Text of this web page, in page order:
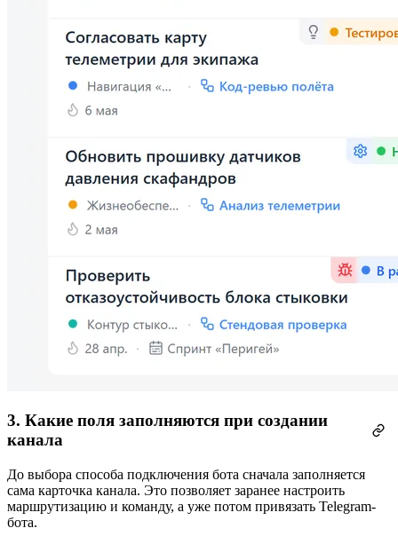
3. Какие поля заполняются при создании
канала
До выбора способа подключения бота сначала заполняется
сама карточка канала. Это позволяет заранее настроить
маршрутизацию и команду, а уже потом привязать Telegram-
бота.